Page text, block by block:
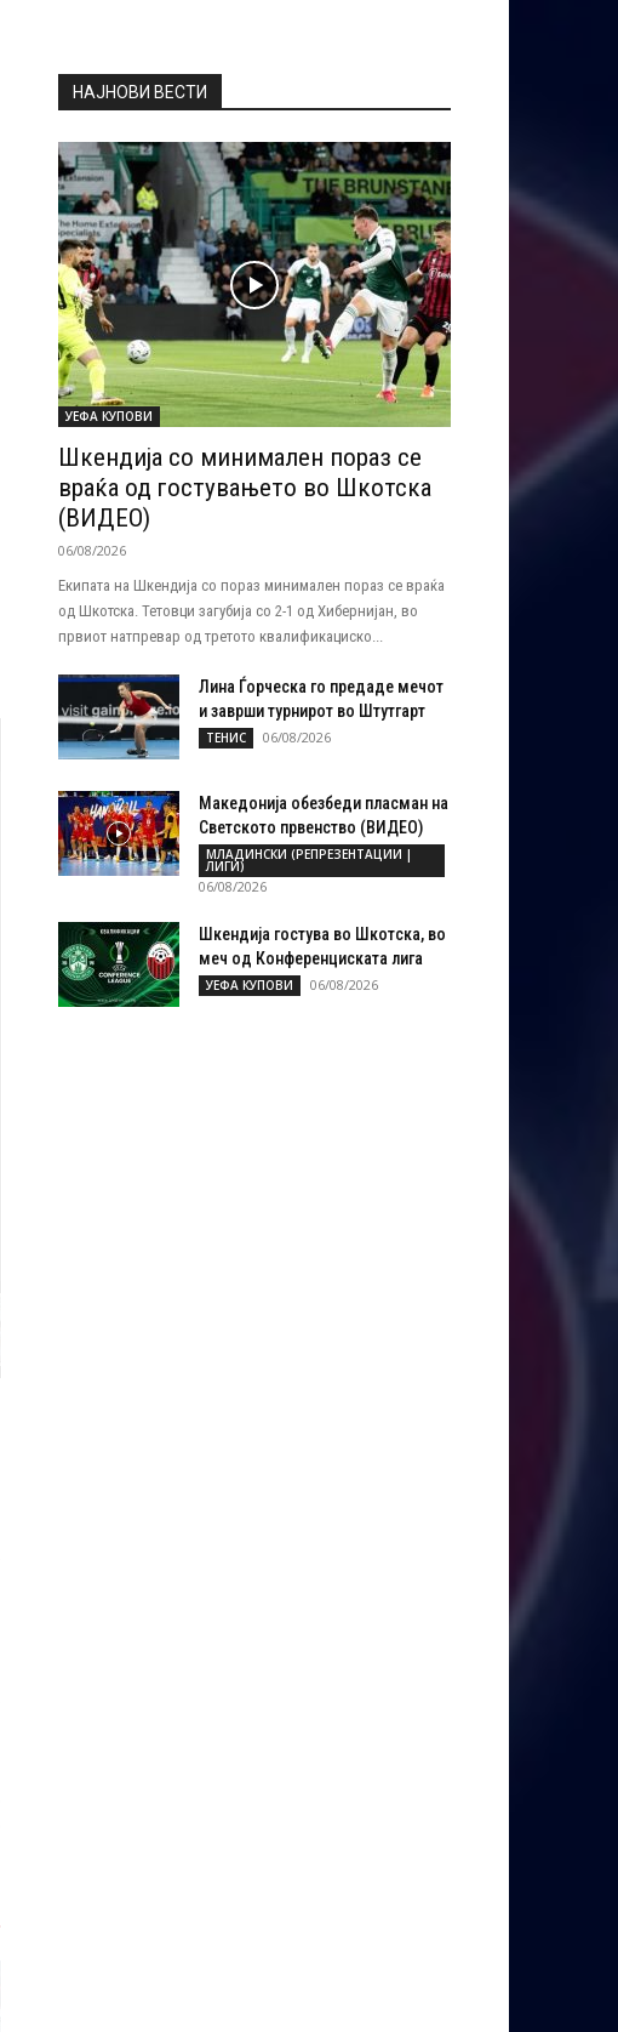
НАЈНОВИ ВЕСТИ
УЕФА КУПОВИ
Шкендија со минимален пораз се
враќа од гостувањето во Шкотска
(ВИДЕО)
06/08/2026
Екипата на Шкендија со пораз минимален пораз се враќа
од Шкотска. Тетовци загубија со 2-1 од Хибернијан, во
првиот натпревар од третото квалификациско...
Лина Ѓорческа го предаде мечот
и заврши турнирот во Штутгарт
ТЕНИС 06/08/2026
Македонија обезбеди пласман на
Светското првенство (ВИДЕО)
МЛАДИНСКИ (РЕПРЕЗЕНТАЦИИ |
ЛИГИ)
06/08/2026
Шкендија гостува во Шкотска, во
меч од Конференциската лига
УЕФА КУПОВИ 06/08/2026